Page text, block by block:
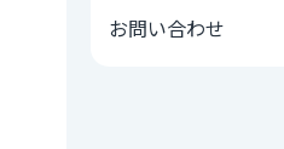
お問い合わせ